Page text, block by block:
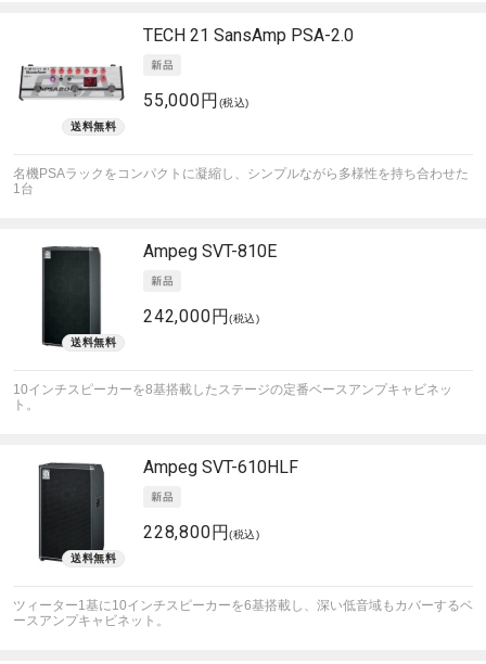
TECH 21 SansAmp PSA-2.0
55,000円 (税込)
名機PSAラックをコンパクトに凝縮し、シンプルながら多様性を持ち合わせた
1台
Ampeg SVT-810E
242,000円(税込)
10インチスピーカーを8基搭載したステージの定番ベースアンプキャビネッ
ト。
Ampeg SVT-610HLF
228,800円(税込)
ツィーター1基に10インチスピーカーを6基搭載し、深い低音域もカバーするベ
ースアンプキャビネット。